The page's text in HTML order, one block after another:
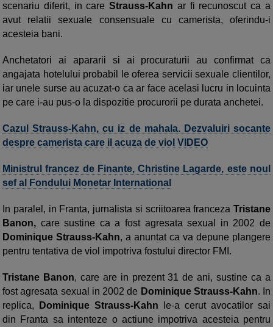
scenariu diferit, in careStrauss-Kahn ar fi recunoscut ca a
avut relatii sexuale consensuale cu camerista, oferindu-i
acesteia bani.
Anchetatori ai apararii si ai procuraturii au confirmat ca
angajata hotelului probabil le oferea servicii sexuale clientilor,
iar unele surse au acuzat-o ca ar face acelasi lucru in locuinta
pe care i-au pus-o la dispozitie procurorii pe durata anchetei.
Cazul Strauss-Kahn, cu iz de mahala. Dezvaluiri socante
despre camerista care il acuza de viol VIDEO
Ministrul francez de Finante, Christine Lagarde, este noul
sef al Fondului Monetar International
In paralel, in Franta, jurnalista si scriitoarea franceza Tristane
Banon, care sustine ca a fost agresata sexual in 2002 de
Dominique Strauss-Kahn, a anuntat ca va depune plangere
pentru tentativa de viol impotriva fostului director FMI.
Tristane Banon, care are in prezent 31 de ani, sustine ca a
fost agresata sexual in 2002 de Dominique Strauss-Kahn. In
replica,
Dominique Strauss-Kahn le-a cerut avocatilor sai
din Franta sa intenteze o actiune impotriva acesteia pentru